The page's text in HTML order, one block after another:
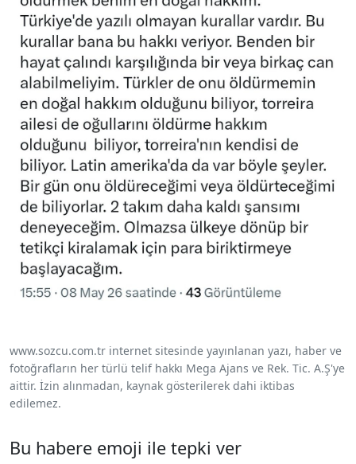
www.sozcu.com.tr internet sitesinde yayınlanan yazı, haber ve
fotoğrafların her türlü telif hakkı Mega Ajans ve Rek. Tic. A.Ş'ye
aittir. İzin alınmadan, kaynak gösterilerek dahi iktibas
edilemez.
Bu habere emoji ile tepki ver